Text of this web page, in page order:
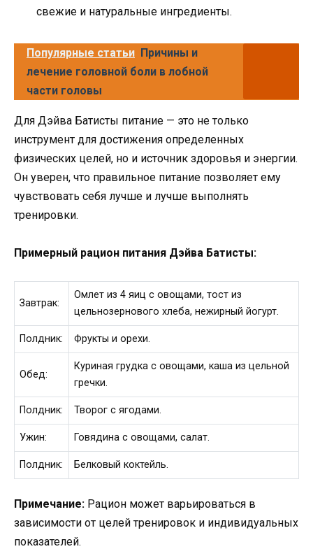
свежие и натуральные ингредиенты.
Популярные статьи Причины и
лечение головной боли в лобной
части головы
Для Дэйва Батисты питание — это не только
инструмент для достижения определенных
физических целей, но и источник здоровья и энергии.
Он уверен, что правильное питание позволяет ему
чувствовать себя лучше и лучше выполнять
тренировки.
Примерный рацион питания Дэйва Батисты:
Завтрак:
Омлет из 4 яиц с овощами, тост из
цельнозернового хлеба, нежирный йогурт.
Полдник: Фрукты и орехи.
Обед:
Куриная грудка с овощами, каша из цельной
гречки.
Полдник: Творог с ягодами.
Ужин: Говядина с овощами, салат.
Полдник: Белковый коктейль.
Примечание: Рацион может варьироваться в
зависимости от целей тренировок и индивидуальных
показателей.